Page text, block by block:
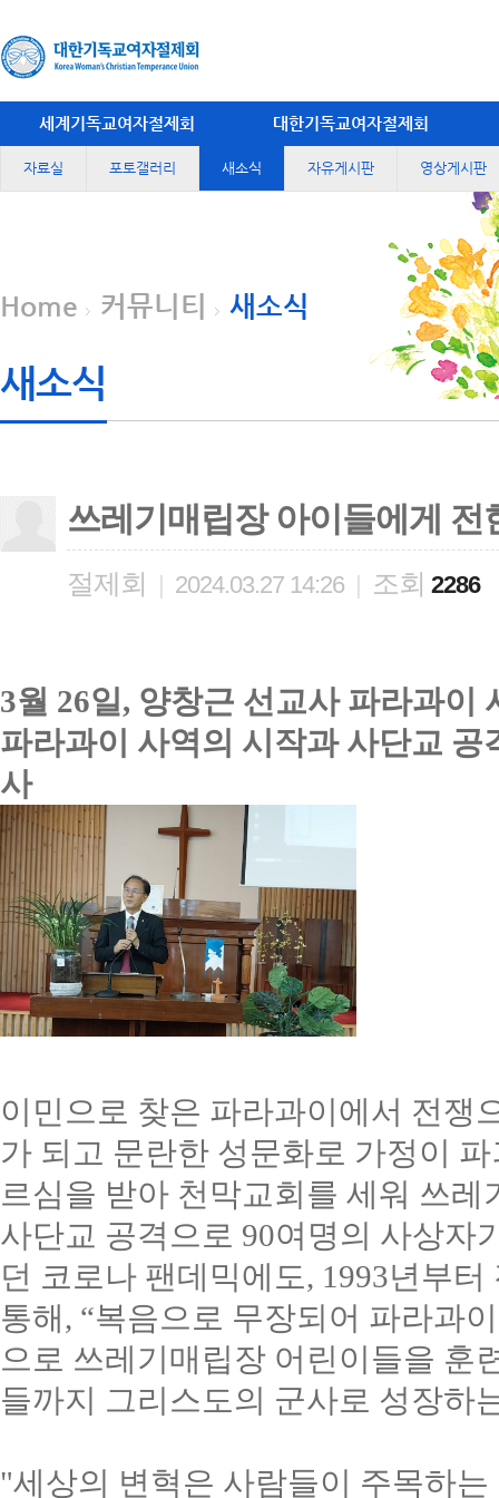
세계기독교여자절제회 대한기독교여자절제회
자료실 포토갤러리 새소식 자유게시판 영상게시판
Home 커뮤니티 새소식
새소식
쓰레기매립장 아이들에게
절제회 | 2024.03.27 14:26 | 조회 2286
3월 26일, 양창근 선교사 파라과이
파라과이 사역의 시작과 사단교 공
사
이민으로 찾은 파라과이에서 전쟁
가 되고 문란한 성문화로 가정이
르심을 받아 천막교회를 세워 쓰
사단교 공격으로 90여명의 사상자
던 코로나 팬데믹에도, 1993년부터
통해, “복음으로 무장되어 파라과
으로 쓰레기매립장 어린이들을 훈
들까지 그리스도의 군사로 성장하
"세상의 변혁은 사람들이 주목하